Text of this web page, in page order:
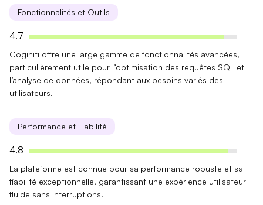
Fonctionnalités et Outils
4.7
Coginiti offre une large gamme de fonctionnalités avancées,
particulièrement utile pour l’optimisation des requêtes SQL et
l’analyse de données, répondant aux besoins variés des
utilisateurs.
Performance et Fiabilité
4.8
La plateforme est connue pour sa performance robuste et sa
fiabilité exceptionnelle, garantissant une expérience utilisateur
fluide sans interruptions.